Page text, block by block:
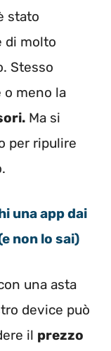
stato
di molto
Stesso
o meno la
Ma si
per ripulire
una app dai
non lo sai)
una asta
device può
il prezzo